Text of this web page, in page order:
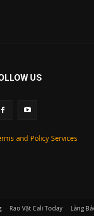
US
and Policy Services
Rao Vặt Cali Today Làng